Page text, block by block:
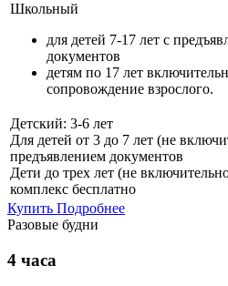
Школьный
для детей 7-17 лет с
документов
детям по 17 лет
сопровождение взрослого.
Детский: 3-6 лет
Для детей от 3 до 7 лет (не
предъявлением документов
Дети до трех лет (не
комплекс бесплатно
Купить Подробнее
Разовые будни
4 часа